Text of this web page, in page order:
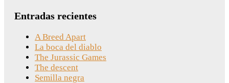
Entradas recientes
A Breed Apart
La boca del diablo
The Jurassic Games
The descent
Semilla negra